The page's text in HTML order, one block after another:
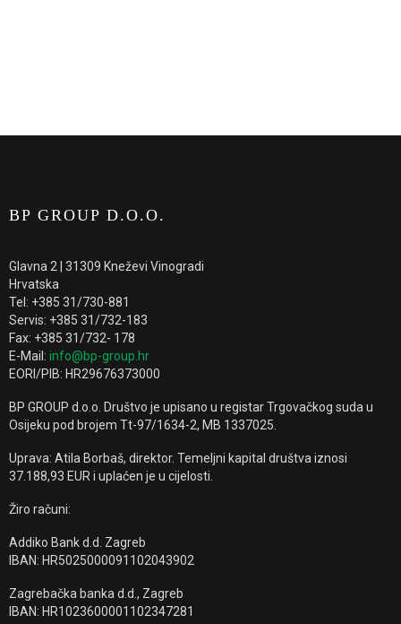
BP GROUP D.O.O.
Glavna 2 | 31309 Kneževi Vinogradi
Hrvatska
Tel: +385 31/730-881
Servis: +385 31/732-183
Fax: +385 31/732- 178
E-Mail: info@bp-group.hr
EORI/PIB: HR29676373000
BP GROUP d.o.o. Društvo je upisano u registar Trgovačkog suda u
Osijeku pod brojem Tt-97/1634-2, MB 1337025.
Uprava: Atila Borbaš, direktor. Temeljni kapital društva iznosi
37.188,93 EUR i uplaćen je u cijelosti.
Žiro računi:
Addiko Bank d.d. Zagreb
IBAN: HR5025000091102043902
Zagrebačka banka d.d., Zagreb
IBAN: HR1023600001102347281